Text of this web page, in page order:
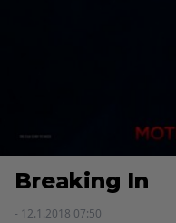
Breaking In
- 12.1.2018 07:50